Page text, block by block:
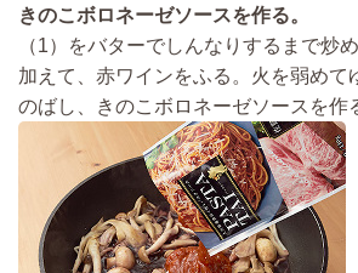
きのこボロネーゼソースを作る。
（1）をバターでしんなりするまで炒
加えて、赤ワインをふる。火を弱めて
のばし、きのこボロネーゼソースを作